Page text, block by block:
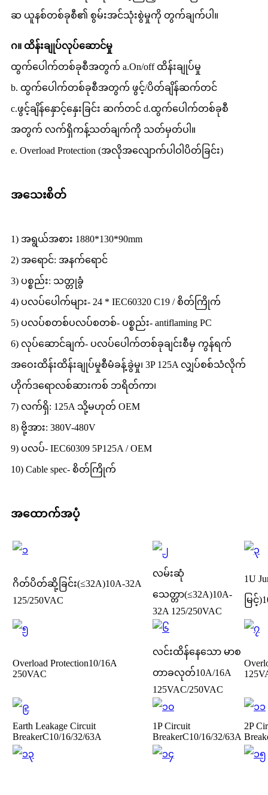
ဆ ယူနစ်တစ်ခုစီ၏ စွမ်းအင်သုံးစွဲမှုကို တွက်ချက်ပါ။
ဂ။ ထိန်းချုပ်လုပ်ဆောင်မှု
ထွက်ပေါက်တစ်ခုစီအတွက် a.On/off ထိန်းချုပ်မှု
b. ထွက်ပေါက်တစ်ခုစီအတွက် ဖွင့်/ပိတ်ချိန်ဆက်တင်
c.ဖွင့်ချိန်နှောင့်နှေးခြင်း ဆက်တင် d.ထွက်ပေါက်တစ်ခုစီ
အတွက် လက်ရှိကန့်သတ်ချက်ကို သတ်မှတ်ပါ။
e. Overload Protection (အလိုအလျောက်ပါဝါပိတ်ခြင်း)
အသေးစိတ်
1) အရွယ်အစား 1880*130*90mm
2) အရောင်: အနက်ရောင်
3) ပစ္စည်း: သတ္တုခွံ
4) ပလပ်ပေါက်များ- 24 * IEC60320 C19 / စိတ်ကြိုက်
5) ပလပ်စတစ်ပလပ်စတစ်- ပစ္စည်း- antiflaming PC
6) လုပ်ဆောင်ချက်- ပလပ်ပေါက်တစ်ခုချင်းစီမှ ကွန်ရက်
အဝေးထိန်းထိန်းချုပ်မှုစီမံခန့်ခွဲမှု၊ 3P 125A လျှပ်စစ်သံလိုက်
ဟိုက်ဒရောလစ်ဆားကစ် ဘရိတ်ကာ၊
7) လက်ရှိ: 125A သို့မဟုတ် OEM
8) ဗို့အား: 380V-480V
9) ပလပ်- IEC60309 5P125A / OEM
10) Cable spec- စိတ်ကြိုက်
အထောက်အပံ့
ဂိတ်ပိတ်ဆို့ခြင်း(≤32A)10A-32A
125/250VAC
လမ်းဆုံ
သေတ္တာ(≤32A)10A-
32A 125/250VAC
1U
မြင့်)
Overload Protection10/16A
250VAC
လင်းထိန်နေသော မာစ
တာခလုတ်10A/16A
125VAC/250VAC
Earth Leakage Circuit
BreakerC10/16/32/63A
1P Circuit
BreakerC10/16/32/63A
2P